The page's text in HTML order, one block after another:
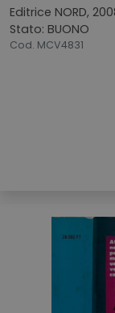
Editrice NORD,
Stato: BUONO
Cod. MCV4831